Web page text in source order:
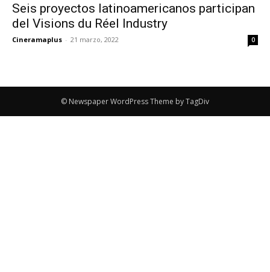
Seis proyectos latinoamericanos participan
del Visions du Réel Industry
Cineramaplus - 21 marzo, 2022 0
© Newspaper WordPress Theme by TagDiv